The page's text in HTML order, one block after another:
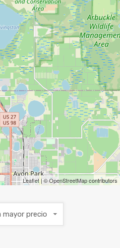
Leaflet| ©OpenStreetMapcontributors
mayor precio